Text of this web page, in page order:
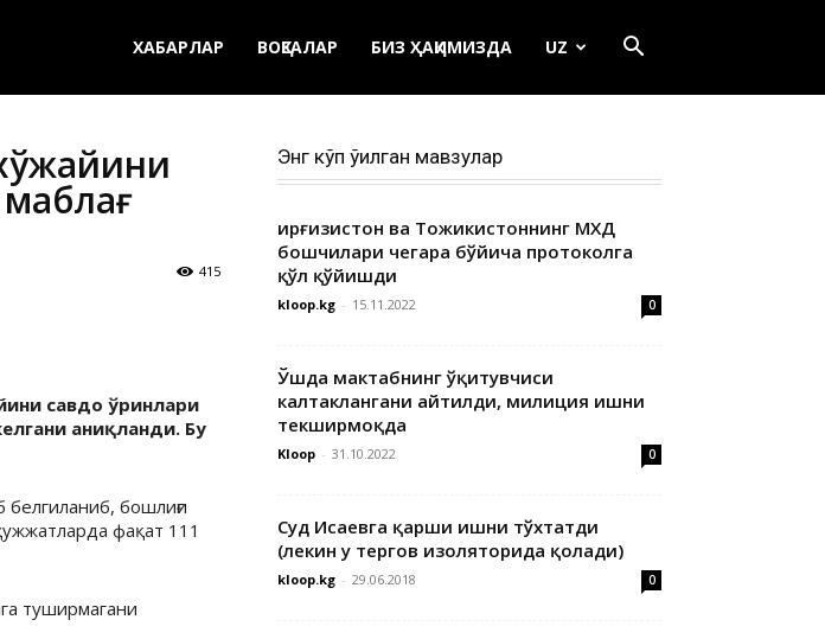
ХАБАРЛАР ВОҚЕАЛАР БИЗ ҲАҚИМИЗДА UZ
415
савдо ўринлари
аниқланди. Бу
бошлиғи
фақат 111
туширмагани
Энг кўп ўқилган мавзулар
Қирғизистон ва Тожикистоннинг МХДҚ
бошчилари чегара бўйича протоколга
қўл қўйишди
kloop.kg - 15.11.2022 0
Ўшда мактабнинг ўқитувчиси
калтаклангани айтилди, милиция ишни
текширмоқда
Kloop - 31.10.2022 0
Суд Исаевга қарши ишни тўхтатди
(лекин у тергов изоляторида қолади)
kloop.kg - 29.06.2018 0